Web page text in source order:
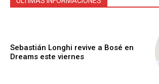
Sebastián Longhi revive a Bosé en
Dreams este viernes